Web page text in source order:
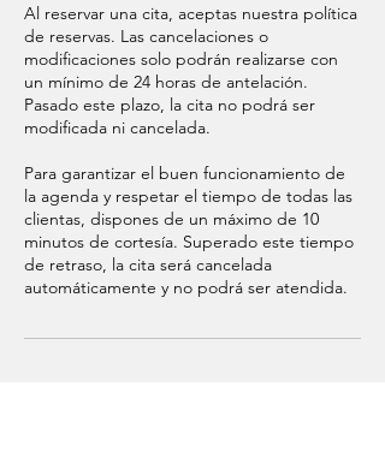
Al reservar una cita, aceptas nuestra política
de reservas. Las cancelaciones o
modificaciones solo podrán realizarse con
un mínimo de 24 horas de antelación.
Pasado este plazo, la cita no podrá ser
modificada ni cancelada.
Para garantizar el buen funcionamiento de
la agenda y respetar el tiempo de todas las
clientas, dispones de un máximo de 10
minutos de cortesía. Superado este tiempo
de retraso, la cita será cancelada
automáticamente y no podrá ser atendida.